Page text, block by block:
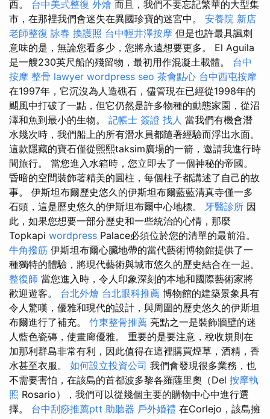
西。 台中美式整復 外燴 而且，我們不要忘記繁華的大型集
市，在那裡我們會迷失在異國珍寶的迷宮中。 安養院 新店
老師整復 詠春 換護照 台中輕井澤按摩 但是也許最具諷刺
意味的是，無論您看多少，您將永遠想要更多。 El Aguila
是一艘230英尺船的殘留物，最初用作混凝土載體。 台中
按摩 整骨 lawyer wordpress seo 茶會點心 台中西屯按摩
在1997年，它沉沒為人造礁石，儘管現在已經從1998年的
颶風中打破了一點，但它仍然是許多物種的動態家園，從沼
澤和魚到最小的生物。 記帳士 簽證 找人 當我們有機會潛
水幾次時，我們船上的所有潛水員都隨著經驗而浮出水面。
這款隱藏的寶石僅從熙熙taksim廣場的一箭，邀請我進行時
間旅行。 當您進入水箱時，您立即去了一個神秘的帝國。
昏暗的空間裝飾著精美的圓柱，每個柱子都講述了自己的故
事。 伊斯坦布爾歷史悠久的伊斯坦布爾藍藍清真寺僅一多
石頭，這是歷史悠久的伊斯坦布爾中心地標。 牙醫診所 因
此，如果您想要一部分歷史和一些統治的心情，那麼
Topkapi wordpress Palace必須位於您的清單的最前沿。
牛角撥筋 伊斯坦布爾心臟地帶的當代藝術博物館提供了一
種獨特的體驗，將現代藝術與城市悠久的歷史結合在一起。
整復師 當您進入時，令人印象深刻的本地和國際藝術家將
歡迎遊客。 台北外燴 台北眼科推薦 博物館的建築景象具有
令人驚嘆，優雅和現代的設計，與周圍的歷史悠久的伊斯坦
布爾進行了補充。 竹東整骨推薦 亮點之一是裝飾牆壁的迷
人藍色瓷磚，使畫廊優雅。 重要的是要注意，稅收規則在
加那利群島非常有利，因此值得在這裡購買煙草，酒精，香
水甚至衣服。 如何設立投資公司 我們會發現很多業務，也
不需要害怕，在該島的首都波多黎各羅薩里奧（Del 按摩執
照 Rosario），我們可以從幾個主要的購物中心中進行選
擇。 台中刮痧推薦ptt 助聽器 戶外婚禮 在Corlejo，該島擁